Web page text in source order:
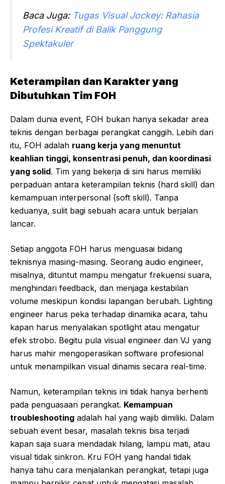
Baca Juga: Tugas Visual Jockey: Rahasia
Profesi Kreatif di Balik Panggung
Spektakuler
Keterampilan dan Karakter yang
Dibutuhkan Tim FOH
Dalam dunia event, FOH bukan hanya sekadar area
teknis dengan berbagai perangkat canggih. Lebih dari
itu, FOH adalah ruang kerja yang menuntut
keahlian tinggi, konsentrasi penuh, dan koordinasi
yang solid. Tim yang bekerja di sini harus memiliki
perpaduan antara keterampilan teknis (hard skill) dan
kemampuan interpersonal (soft skill). Tanpa
keduanya, sulit bagi sebuah acara untuk berjalan
lancar.
Setiap anggota FOH harus menguasai bidang
teknisnya masing-masing. Seorang audio engineer,
misalnya, dituntut mampu mengatur frekuensi suara,
menghindari feedback, dan menjaga kestabilan
volume meskipun kondisi lapangan berubah. Lighting
engineer harus peka terhadap dinamika acara, tahu
kapan harus menyalakan spotlight atau mengatur
efek strobo. Begitu pula visual engineer dan VJ yang
harus mahir mengoperasikan software profesional
untuk menampilkan visual dinamis secara real-time.
Namun, keterampilan teknis ini tidak hanya berhenti
pada penguasaan perangkat. Kemampuan
troubleshooting adalah hal yang wajib dimiliki. Dalam
sebuah event besar, masalah teknis bisa terjadi
kapan saja suara mendadak hilang, lampu mati, atau
visual tidak sinkron. Kru FOH yang handal tidak
hanya tahu cara menjalankan perangkat, tetapi juga